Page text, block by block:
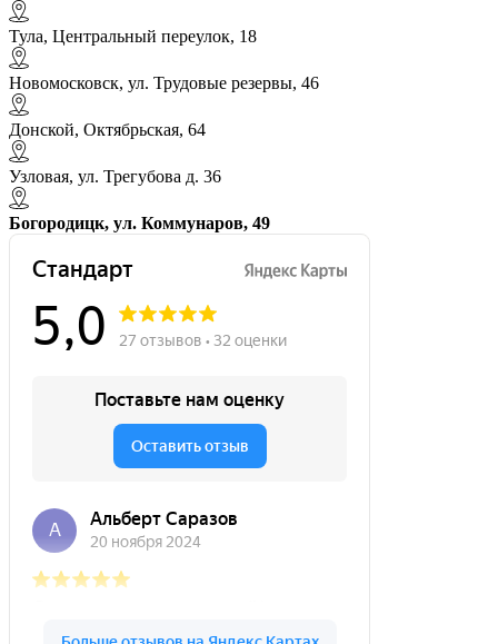
Тула, Центральный переулок, 18
Новомосковск, ул. Трудовые резервы, 46
Донской, Октябрьская, 64
Узловая, ул. Трегубова д. 36
Богородицк, ул. Коммунаров, 49